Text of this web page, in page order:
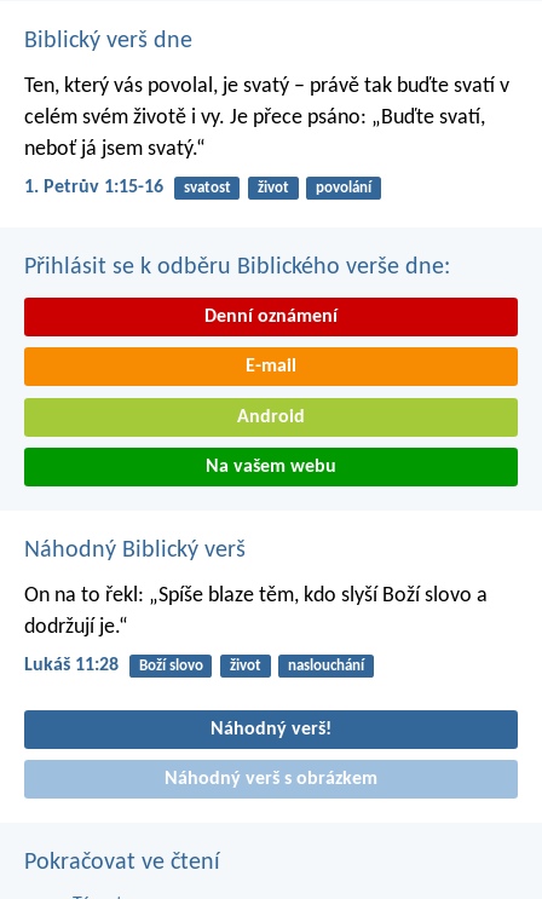
Biblický verš dne
Ten, který vás povolal, je svatý – právě tak buďte svatí v
celém svém životě i vy. Je přece psáno: „Buďte svatí,
neboť já jsem svatý.“
1. Petrův 1:15-16 svatost život povolání
Přihlásit se k odběru Biblického verše dne:
Denní oznámení
E-mail
Android
Na vašem webu
Náhodný Biblický verš
On na to řekl: „Spíše blaze těm, kdo slyší Boží slovo a
dodržují je.“
Lukáš 11:28 Boží slovo život naslouchání
Náhodný verš!
Náhodný verš s obrázkem
Pokračovat ve čtení